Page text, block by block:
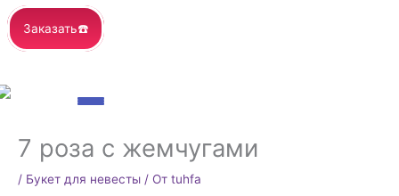
Заказать☎️
7 роза с жемчугами
/ Букет для невесты / От tuhfa